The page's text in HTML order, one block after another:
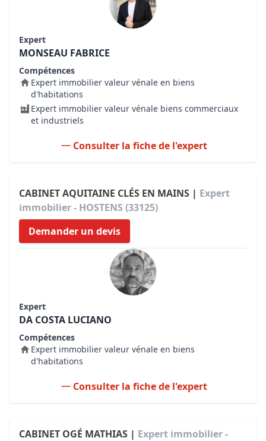
Expert
MONSEAU FABRICE
Compétences
Expert immobilier valeur vénale en biens
d'habitations
Expert immobilier valeur vénale biens commerciaux
et industriels
Consulter la fiche de l'expert
CABINET AQUITAINE CLÉS EN MAINS | Expert
immobilier - HOSTENS (33125)
Demander un devis
Expert
DA COSTA LUCIANO
Compétences
Expert immobilier valeur vénale en biens
d'habitations
Consulter la fiche de l'expert
CABINET OGÉ MATHIAS | Expert immobilier -